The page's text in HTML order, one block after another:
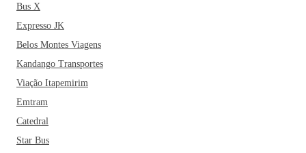
Bus X
Expresso JK
Belos Montes Viagens
Kandango Transportes
Viação Itapemirim
Emtram
Catedral
Star Bus